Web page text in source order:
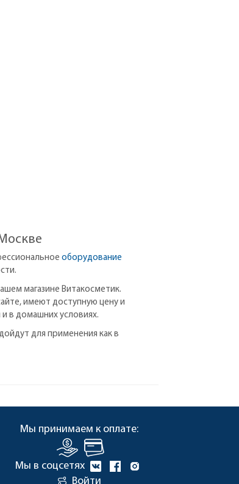
оборудование
магазине Витакосметик.
имеют доступную цену и
в домашних условиях.
для применения как в
Мы принимаем к оплате:
Мы в соцсетях
Войти